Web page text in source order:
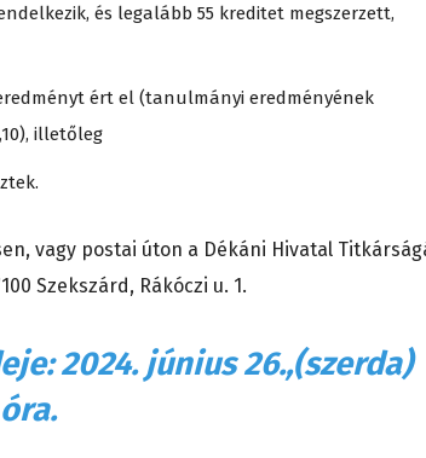
és legalább 55 kreditet megszerzett,
ért el (tanulmányi eredményének
illetőleg
vagy postai úton a Dékáni Hivatal
Szekszárd, Rákóczi u. 1.
2024. június 26.,(szerda)